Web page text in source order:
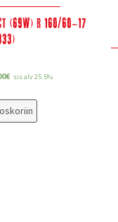
(69W) R 160/60-17
€ sis alv 25.5%